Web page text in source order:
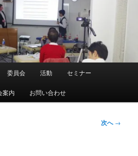
委員会 活動 セミナー
案内 お問い合わせ
次へ→